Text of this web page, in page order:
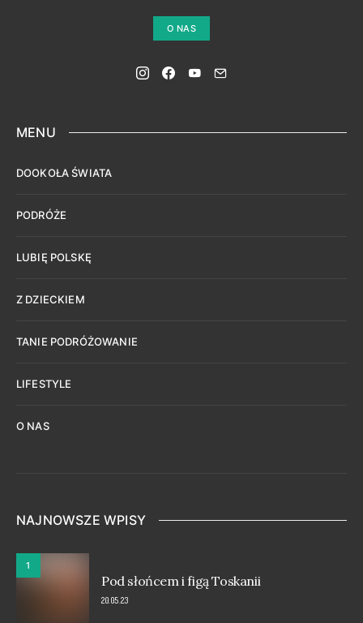
O NAS
MENU
DOOKOŁA ŚWIATA
PODRÓŻE
LUBIĘ POLSKĘ
Z DZIECKIEM
TANIE PODRÓŻOWANIE
LIFESTYLE
O NAS
NAJNOWSZE WPISY
1
Pod słońcem i figą Toskanii
20.05.23